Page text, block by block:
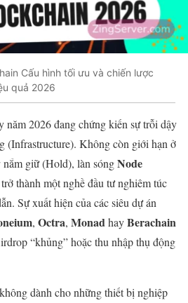
Cấu hình tối ưu và chiến lược
quả 2026
2026 đang chứng kiến sự trỗi dậy
(Infrastructure). Không còn giới hạn ở
giữ (Hold), làn sóngNode
thành một nghề đầu tư nghiêm túc
Sự xuất hiện của các siêu dự án
, Octra, MonadhayBerachain
“khủng” hoặc thu nhập thụ động
dành cho những thiết bị nghiệp